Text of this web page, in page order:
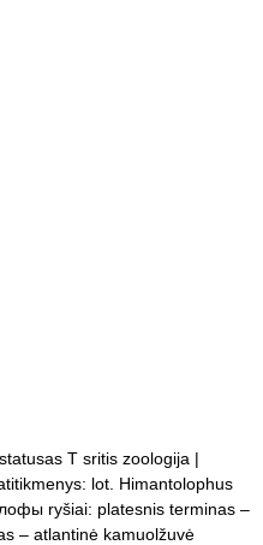
T sritis zoologija |
lot. Himantolophus
ryšiai: platesnis terminas –
– atlantinė kamuolžuvė